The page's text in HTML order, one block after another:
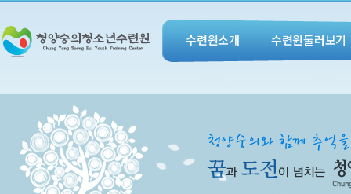
수련원소개 수련원둘러보기